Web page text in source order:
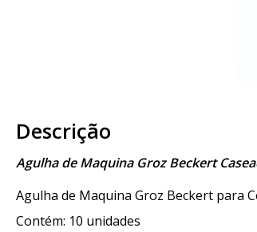
Descrição
Agulha de Maquina Groz Beckert
Agulha de Maquina Groz Beckert para
Contém: 10 unidades